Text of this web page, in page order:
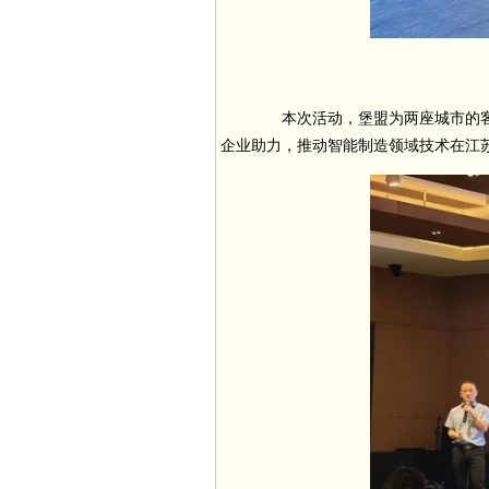
本次活动，堡盟为两座城市的客
企业助力，推动智能制造领域技术在江